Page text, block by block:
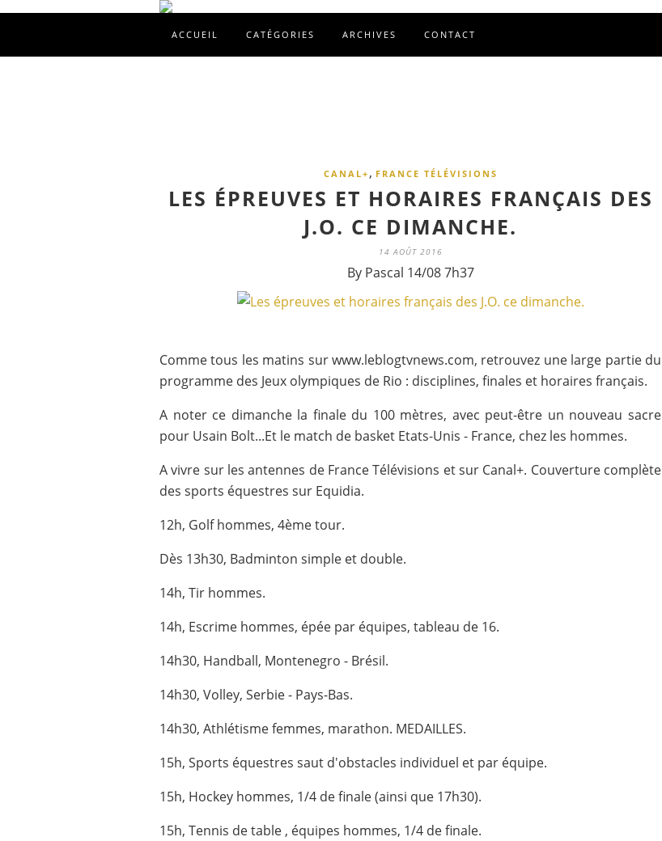
ACCUEIL CATÉGORIES ARCHIVES CONTACT
CANAL+ , FRANCE TÉLÉVISIONS
LES ÉPREUVES ET HORAIRES FRANÇAIS DES
J.O. CE DIMANCHE.
14 AOÛT 2016
By Pascal 14/08 7h37
Comme tous les matins sur www.leblogtvnews.com, retrouvez une large partie du
programme des Jeux olympiques de Rio : disciplines, finales et horaires français.
A noter ce dimanche la finale du 100 mètres, avec peut-être un nouveau sacre
pour Usain Bolt...Et le match de basket Etats-Unis - France, chez les hommes.
A vivre sur les antennes de France Télévisions et sur Canal+. Couverture complète
des sports équestres sur Equidia.
12h, Golf hommes, 4ème tour.
Dès 13h30, Badminton simple et double.
14h, Tir hommes.
14h, Escrime hommes, épée par équipes, tableau de 16.
14h30, Handball, Montenegro - Brésil.
14h30, Volley, Serbie - Pays-Bas.
14h30, Athlétisme femmes, marathon. MEDAILLES.
15h, Sports équestres saut d'obstacles individuel et par équipe.
15h, Hockey hommes, 1/4 de finale (ainsi que 17h30).
15h, Tennis de table , équipes hommes, 1/4 de finale.